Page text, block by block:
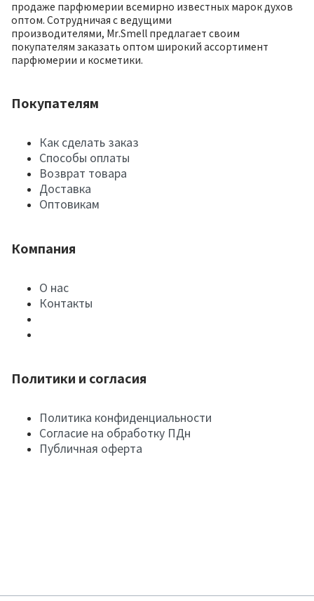
продаже парфюмерии всемирно известных марок духов
оптом. Сотрудничая с ведущими
производителями, Mr.Smell предлагает своим
покупателям заказать оптом широкий ассортимент
парфюмерии и косметики.
Покупателям
Как сделать заказ
Способы оплаты
Возврат товара
Доставка
Оптовикам
Компания
О нас
Контакты
Политики и согласия
Политика конфиденциальности
Согласие на обработку ПДн
Публичная оферта